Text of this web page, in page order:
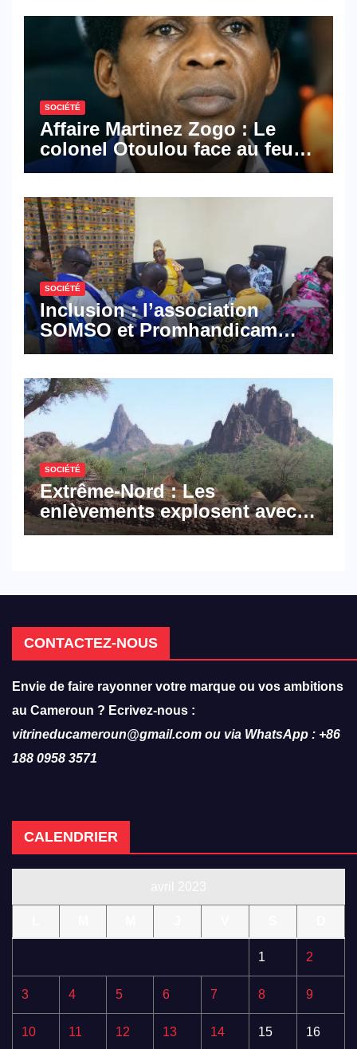
SOCIÉTÉ
Affaire Martinez Zogo : Le
colonel Otoulou face au feu
croisé des avocats de la
SOCIÉTÉ
Inclusion : l’association
SOMSO et Promhandicam
militent en faveur d’une
hôtellerie-restauration
SOCIÉTÉ
Extrême-Nord : Les
enlèvements explosent avec
308 victimes en trois mois
CONTACTEZ-NOUS
Envie de faire rayonner votre marque ou vos ambitions
au Cameroun ? Ecrivez-nous :
vitrineducameroun@gmail.com ou via WhatsApp : +86
188 0958 3571
CALENDRIER
1 2
3 4 5 6 7 8 9
10 11 12 13 14 15 16